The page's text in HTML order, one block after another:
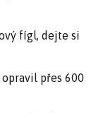
fígl, dejte si
přes 600